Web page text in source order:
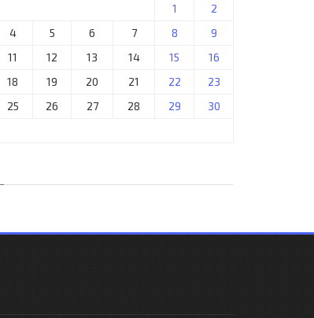
1
2
4 5 6 7 8
9
11 12 13 14 15
16
18 19 20 21 22
23
25 26 27 28 29
30